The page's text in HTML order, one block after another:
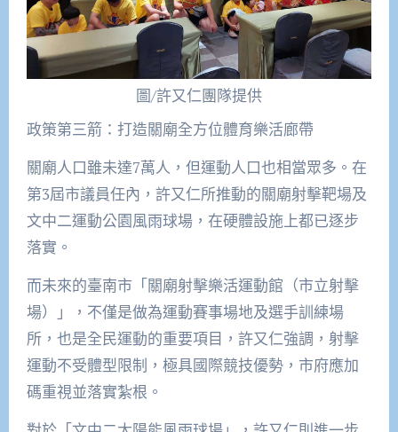
圖/許又仁團隊提供
政策第三箭：打造關廟全方位體育樂活廊帶
關廟人口雖未達7萬人，但運動人口也相當眾多。在
第3屆市議員任內，許又仁所推動的關廟射擊靶場及
文中二運動公園風雨球場，在硬體設施上都已逐步
落實。
而未來的臺南市「關廟射擊樂活運動館（市立射擊
場）」，不僅是做為運動賽事場地及選手訓練場
所，也是全民運動的重要項目，許又仁強調，射擊
運動不受體型限制，極具國際競技優勢，市府應加
碼重視並落實紮根。